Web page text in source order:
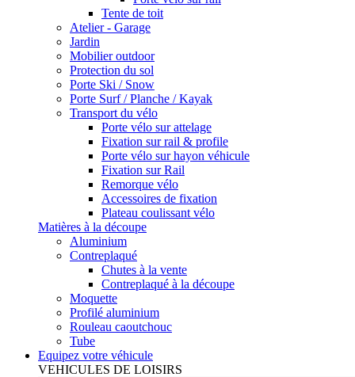
Tente de toit
Atelier - Garage
Jardin
Mobilier outdoor
Protection du sol
Porte Ski / Snow
Porte Surf / Planche / Kayak
Transport du vélo
Porte vélo sur attelage
Fixation sur rail & profile
Porte vélo sur hayon véhicule
Fixation sur Rail
Remorque vélo
Accessoires de fixation
Plateau coulissant vélo
Matières à la découpe
Aluminium
Contreplaqué
Chutes à la vente
Contreplaqué à la découpe
Moquette
Profilé aluminium
Rouleau caoutchouc
Tube
Equipez votre véhicule
VEHICULES DE LOISIRS